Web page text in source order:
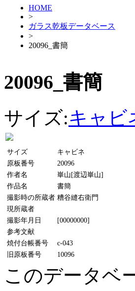
HOME
>
ガラス乾板データベース
>
20096_書簡
20096_書簡
サイズ:キャビ
サイズ
キャビネ
原板番号
20096
作者名
崋山[渡辺崋山]
作品名
書簡
撮影時の所蔵者 糟谷縫右衛門
現所蔵者
撮影年月日
[00000000]
参考文献
焼付台帳番号
c-043
旧原板番号
10096
このデータベ